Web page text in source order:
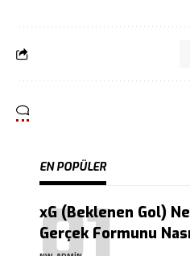
EN POPÜLER
xG (Beklenen Gol)
Gerçek Formunu